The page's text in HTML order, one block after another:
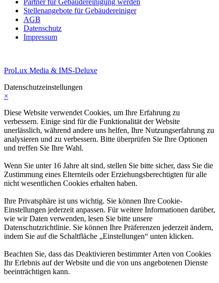
Stellenangebote für Gebäudereiniger
AGB
Datenschutz
Impressum
ProLux Media & IMS-Deluxe
Datenschutzeinstellungen
×
Diese Website verwendet Cookies, um Ihre Erfahrung zu
verbessern. Einige sind für die Funktionalität der Website
unerlässlich, während andere uns helfen, Ihre Nutzungserfahrung zu
analysieren und zu verbessern. Bitte überprüfen Sie Ihre Optionen
und treffen Sie Ihre Wahl.
Wenn Sie unter 16 Jahre alt sind, stellen Sie bitte sicher, dass Sie die
Zustimmung eines Elternteils oder Erziehungsberechtigten für alle
nicht wesentlichen Cookies erhalten haben.
Ihre Privatsphäre ist uns wichtig. Sie können Ihre Cookie-
Einstellungen jederzeit anpassen. Für weitere Informationen darüber,
wie wir Daten verwenden, lesen Sie bitte unsere
Datenschutzrichtlinie. Sie können Ihre Präferenzen jederzeit ändern,
indem Sie auf die Schaltfläche „Einstellungen“ unten klicken.
Beachten Sie, dass das Deaktivieren bestimmter Arten von Cookies
Ihr Erlebnis auf der Website und die von uns angebotenen Dienste
beeinträchtigen kann.